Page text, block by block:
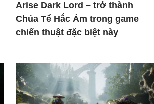
Arise Dark Lord – trở thành
Chúa Tể Hắc Ám trong game
chiến thuật đặc biệt này